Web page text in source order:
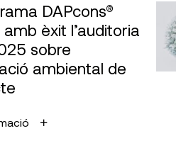
DAPcons®
èxit l’auditoria
sobre
ambiental de